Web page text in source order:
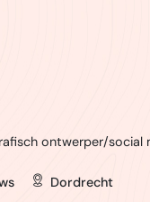
ontwerper/social
Dordrecht